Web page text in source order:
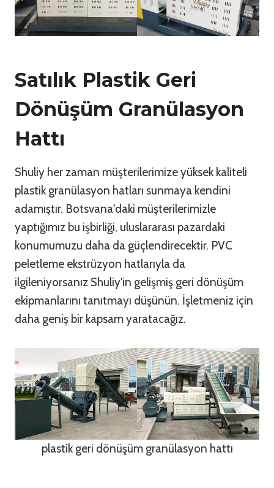
Satılık Plastik Geri
Dönüşüm Granülasyon
Hattı
Shuliy her zaman müşterilerimize yüksek kaliteli
plastik granülasyon hatları sunmaya kendini
adamıştır. Botsvana'daki müşterilerimizle
yaptığımız bu işbirliği, uluslararası pazardaki
konumumuzu daha da güçlendirecektir. PVC
peletleme ekstrüzyon hatlarıyla da
ilgileniyorsanız Shuliy'in gelişmiş geri dönüşüm
ekipmanlarını tanıtmayı düşünün. İşletmeniz için
daha geniş bir kapsam yaratacağız.
plastik geri dönüşüm granülasyon hattı